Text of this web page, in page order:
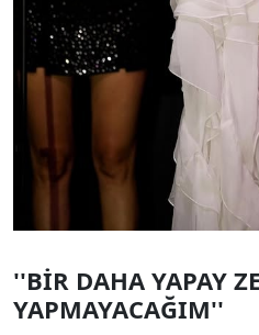
''BİR DAHA YAPAY
YAPMAYACAĞIM''